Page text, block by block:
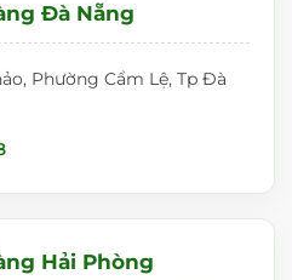
Đà Nẵng
Phường Cẩm Lệ, Tp Đà
Hải Phòng